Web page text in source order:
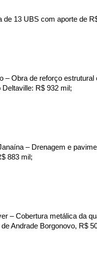
de 13 UBS com aporte de
– Obra de reforço estrutural
Deltaville: R$ 932 mil;
– Drenagem e
883 mil;
– Cobertura metálica da
Andrade Borgonovo, R$